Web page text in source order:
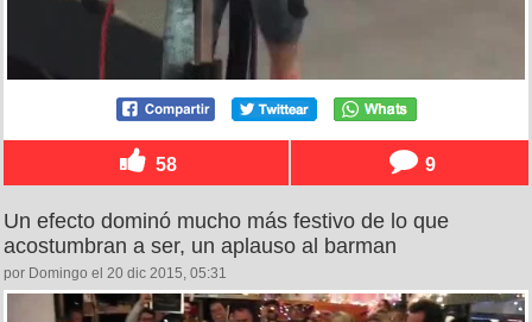
58 9
Un efecto dominó mucho más festivo de lo que
acostumbran a ser, un aplauso al barman
por Domingo el 20 dic 2015, 05:31